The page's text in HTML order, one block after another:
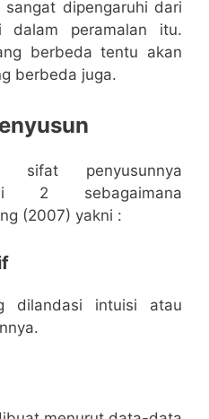
dipengaruhi dari
dalam peramalan itu.
berbeda tentu akan
berbeda juga.
sifat penyusunnya
2 sebagaimana
(2007) yakni :
dilandasi intuisi atau